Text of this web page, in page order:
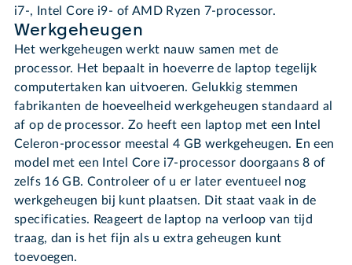
i7-, Intel Core i9- of AMD Ryzen 7-processor.
Werkgeheugen
Het werkgeheugen werkt nauw samen met de
processor. Het bepaalt in hoeverre de laptop tegelijk
computertaken kan uitvoeren. Gelukkig stemmen
fabrikanten de hoeveelheid werkgeheugen standaard al
af op de processor. Zo heeft een laptop met een Intel
Celeron-processor meestal 4 GB werkgeheugen. En een
model met een Intel Core i7-processor doorgaans 8 of
zelfs 16 GB. Controleer of u er later eventueel nog
werkgeheugen bij kunt plaatsen. Dit staat vaak in de
specificaties. Reageert de laptop na verloop van tijd
traag, dan is het fijn als u extra geheugen kunt
toevoegen.